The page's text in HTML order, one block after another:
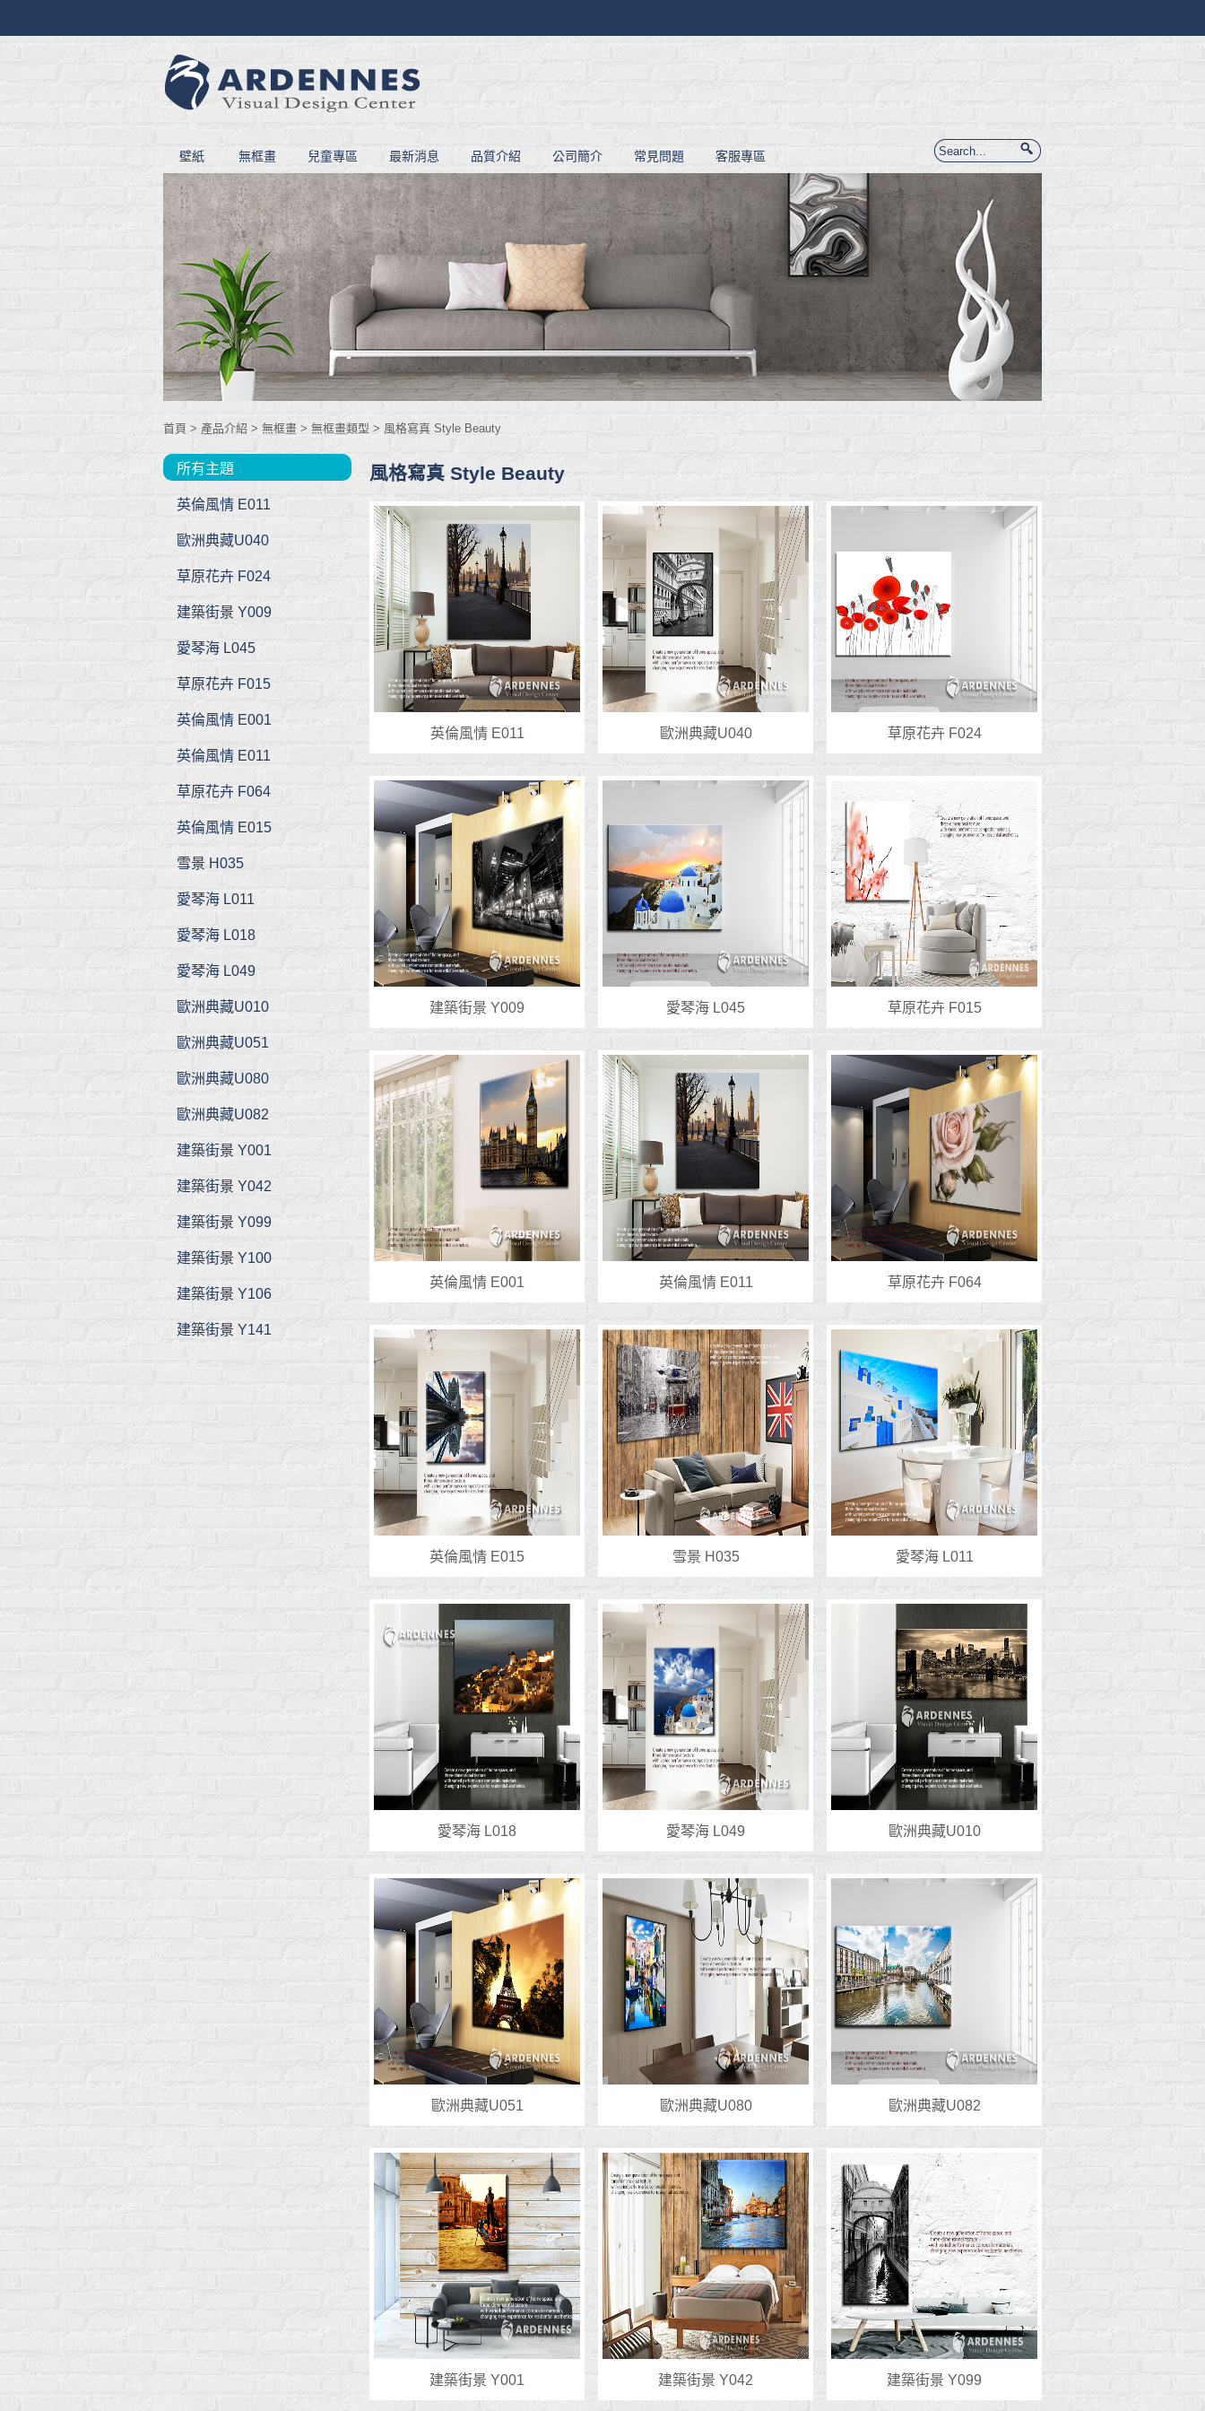
壁紙 無框畫 兒童專區 最新消息 品質介紹 公司簡介 常見問題 客服專區
首頁 > 產品介紹 > 無框畫 > 無框畫類型 > 風格寫真 Style Beauty
所有主題
英倫風情 E011
歐洲典藏U040
草原花卉 F024
建築街景 Y009
愛琴海 L045
草原花卉 F015
英倫風情 E001
英倫風情 E011
草原花卉 F064
英倫風情 E015
雪景 H035
愛琴海 L011
愛琴海 L018
愛琴海 L049
歐洲典藏U010
歐洲典藏U051
歐洲典藏U080
歐洲典藏U082
建築街景 Y001
建築街景 Y042
建築街景 Y099
建築街景 Y100
建築街景 Y106
建築街景 Y141
風格寫真 Style Beauty
英倫風情 E011 歐洲典藏U040 草原花卉 F024
建築街景 Y009 愛琴海 L045 草原花卉 F015
英倫風情 E001 英倫風情 E011 草原花卉 F064
英倫風情 E015 雪景 H035 愛琴海 L011
愛琴海 L018 愛琴海 L049 歐洲典藏U010
歐洲典藏U051 歐洲典藏U080 歐洲典藏U082
建築街景 Y001 建築街景 Y042 建築街景 Y099